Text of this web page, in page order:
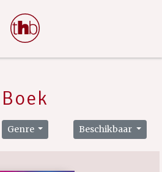
Boek
Genre Beschikbaar